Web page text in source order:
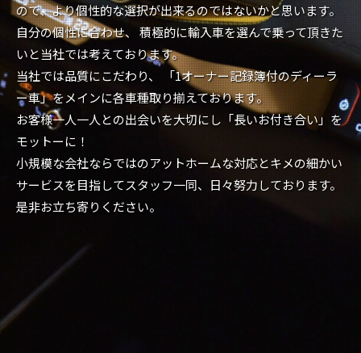
ので、より個性的な選択が出来るのではないかと思います。
自分の個性に合わせ、 積極的に輸入車を選んで乗って頂きた
いと当社では考えております。
当社では品質にこだわり、 「1オーナー記録簿付のディーラ
ー車」をメインに各車種取り揃えております。
お客様一人一人との出会いを大切にし「長いお付き合い」を
モットーに！
小規模な会社ならではのアットホームな対応とキメの細かい
サービスを目指してスタッフ一同、日々努力しております。
是非お立ち寄りください。